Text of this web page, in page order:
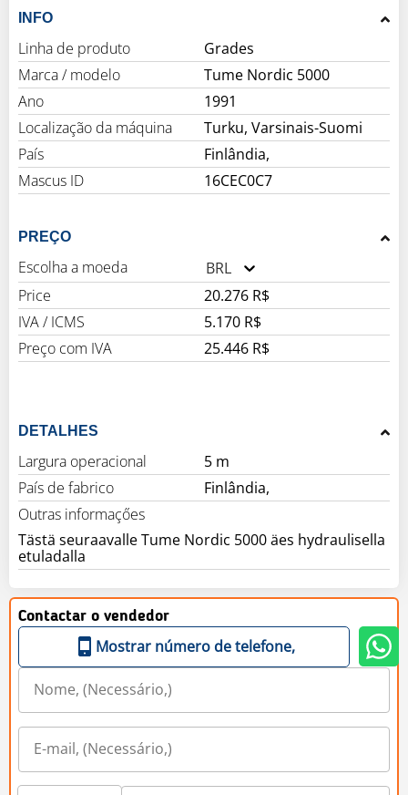
INFO
Linha de produto
Grades
Marca / modelo
Tume Nordic 5000
Ano
1991
Localização da máquina
Turku, Varsinais-Suomi
País
Finlândia,
Mascus ID
16CEC0C7
PREÇO
Escolha a moeda
BRL
Price
20.276 R$
IVA / ICMS
5.170 R$
Preço com IVA
25.446 R$
DETALHES
Largura operacional
5 m
País de fabrico
Finlândia,
Outras informaçőes
Tästä seuraavalle Tume Nordic 5000 äes hydraulisella
etuladalla
Contactar o vendedor
Mostrar número de telefone,